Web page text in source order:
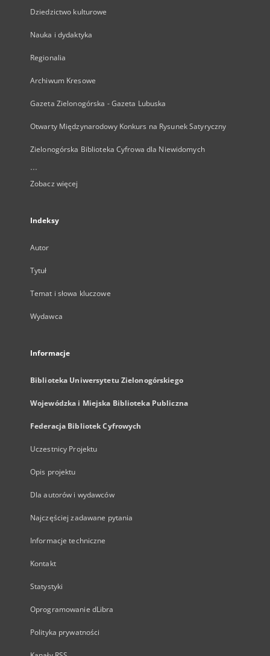
Dziedzictwo kulturowe
Nauka i dydaktyka
Regionalia
Archiwum Kresowe
Gazeta Zielonogórska - Gazeta Lubuska
Otwarty Międzynarodowy Konkurs na Rysunek Satyryczny
Zielonogórska Biblioteka Cyfrowa dla Niewidomych
...
Zobacz więcej
Indeksy
Autor
Tytuł
Temat i słowa kluczowe
Wydawca
Informacje
Biblioteka Uniwersytetu Zielonogórskiego
Wojewódzka i Miejska Biblioteka Publiczna
Federacja Bibliotek Cyfrowych
Uczestnicy Projektu
Opis projektu
Dla autorów i wydawców
Najczęściej zadawane pytania
Informacje techniczne
Kontakt
Statystyki
Oprogramowanie dLibra
Polityka prywatności